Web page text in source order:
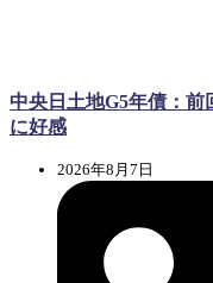
中央日土地G5年債：前
に好感
2026年8月7日